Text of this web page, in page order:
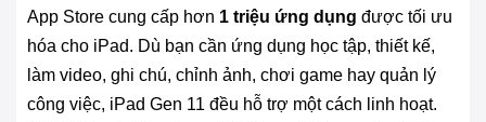
App Store cung cấp hơn 1 triệu ứng dụng được tối ưu
hóa cho iPad. Dù bạn cần ứng dụng học tập, thiết kế,
làm video, ghi chú, chỉnh ảnh, chơi game hay quản lý
công việc, iPad Gen 11 đều hỗ trợ một cách linh hoạt.